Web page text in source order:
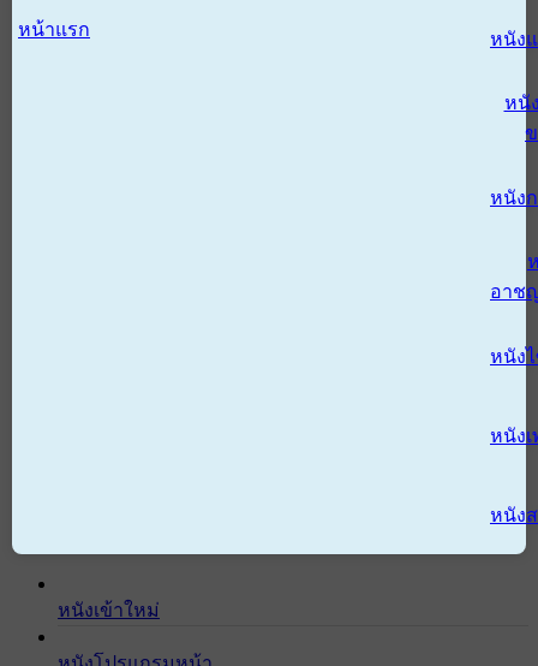
หน้าแรก หนัง
หนั
หนัง
อาช
หนัง
หนังเ
หนัง
หนังเข้าใหม่